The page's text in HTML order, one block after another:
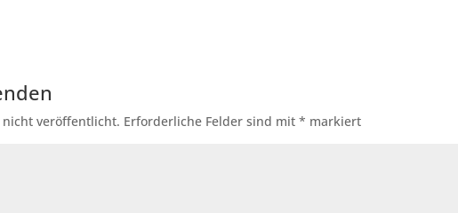
nicht veröffentlicht. Erforderliche Felder sind mit* markiert